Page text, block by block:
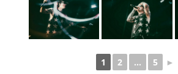
1 2 ... 5 ►